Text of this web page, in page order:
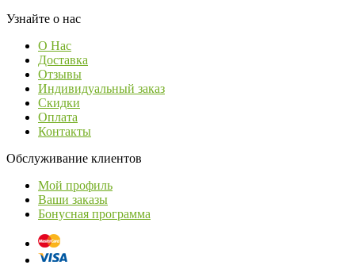
Узнайте о нас
О Нас
Доставка
Отзывы
Индивидуальный заказ
Скидки
Оплата
Контакты
Обслуживание клиентов
Мой профиль
Ваши заказы
Бонусная программа